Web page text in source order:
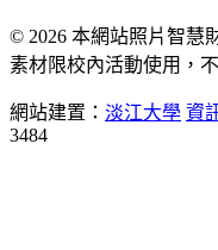
© 2026 本網站照片智慧
素材限校內活動使用，
網站建置： 淡江大學 資
3484